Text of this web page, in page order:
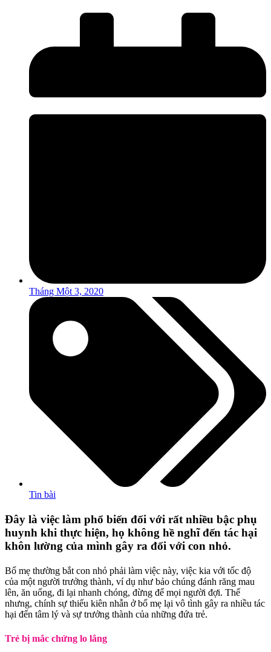
Tháng Một 3, 2020
Tin bài
Đây là việc làm phổ biến đối với rất nhiều bậc phụ
huynh khi thực hiện, họ không hề nghĩ đến tác hại
khôn lường của mình gây ra đối với con nhỏ.
Bố mẹ thường bắt con nhỏ phải làm việc này, việc kia với tốc độ
của một người trưởng thành, ví dụ như bảo chúng đánh răng mau
lên, ăn uống, đi lại nhanh chóng, đừng để mọi người đợi. Thế
nhưng, chính sự thiếu kiên nhẫn ở bố mẹ lại vô tình gây ra nhiều tác
hại đến tâm lý và sự trưởng thành của những đứa trẻ.
Trẻ bị mắc chứng lo lắng